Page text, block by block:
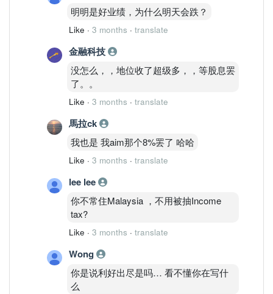
明明是好业绩，为什么明天会跌？
Like · 3 months · translate
金融科技
没怎么，，地位收了超级多，，等股息罢
了。。
Like · 3 months · translate
馬拉ck
我也是 我aim那个8%罢了 哈哈
Like · 3 months · translate
lee lee
你不常住Malaysia ，不用被抽Income
tax?
Like · 3 months · translate
Wong
你是说利好出尽是吗… 看不懂你在写什
么